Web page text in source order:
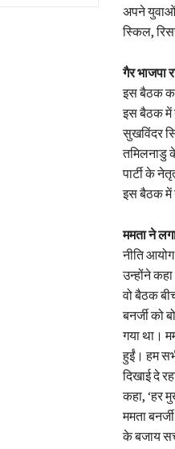
अपने युवाओं
स्किल,
गैर भाजपा
इस बैठक
इस बैठक में
सुखविंदर
तमिलनाडु
पार्टी के
इस बैठक में
ममता ने
नीति
उन्होंने
वो बैठक
बनर्जी को
गया था।
हुईं। हम
दिखाई दे
कहा, ‘हर
ममता
के बजाय